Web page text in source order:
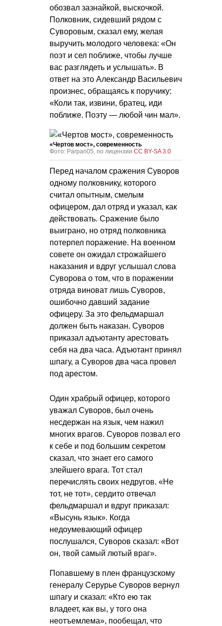
обозвал зазнайкой, выскочкой.
Полковник, сидевший рядом с
Суворовым, сказал ему, желая
выручить молодого человека: «Он
поэт и сел поближе, чтобы лучше
вас разглядеть и услышать». В
ответ на это Александр Васильевич
произнес, обращаясь к поручику:
«Коли так, извини, братец, иди
поближе. Поэту — любой чин мал».
«Чертов мост», современность
Фото: Parpan05, по лицензии CC BY-SA 3.0
Перед началом сражения Суворов
одному полковнику, которого
считал опытным, смелым
офицером, дал отряд и указал, как
действовать. Сражение было
выиграно, но отряд полковника
потерпел поражение. На военном
совете он ожидал строжайшего
наказания и вдруг услышал слова
Суворова о том, что в поражении
отряда виноват лишь Суворов,
ошибочно давший задание
офицеру. За это фельдмаршал
должен быть наказан. Суворов
приказал адъютанту арестовать
себя на два часа. Адъютант принял
шпагу, а Суворов два часа провел
под арестом.
Один храбрый офицер, которого
уважал Суворов, был очень
несдержан на язык, чем нажил
многих врагов. Суворов позвал его
к себе и под большим секретом
сказал, что знает его самого
злейшего врага. Тот стал
перечислять своих недругов. «Не
тот, не тот», сердито отвечал
фельдмаршал и вдруг приказал:
«Высунь язык». Когда
недоумевающий офицер
послушался, Суворов сказал: «Вот
он, твой самый лютый враг».
Попавшему в плен французскому
генералу Серурье Суворов вернул
шпагу и сказал: «Кто ею так
владеет, как вы, у того она
неотъемлема», пообещал, что